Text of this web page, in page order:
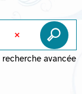
recherche avancée